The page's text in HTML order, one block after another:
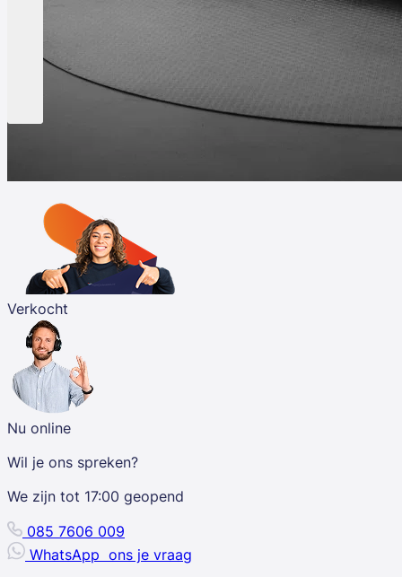
Verkocht
Nu online
Wil je ons spreken?
We zijn tot 17:00 geopend
085 7606 009
WhatsApp ons je vraag